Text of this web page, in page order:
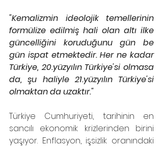
"Kemalizmin ideolojik temellerinin
formülize edilmiş hali olan altı ilke
güncelliğini koruduğunu gün be
gün ispat etmektedir. Her ne kadar
Türkiye, 20.yüzyılın Türkiye'si olmasa
da, şu haliyle 21.yüzyılın Türkiye'si
olmaktan da uzaktır."
Türkiye Cumhuriyeti, tarihinin en
sancılı ekonomik krizlerinden birini
yaşıyor. Enflasyon, işsizlik oranındaki